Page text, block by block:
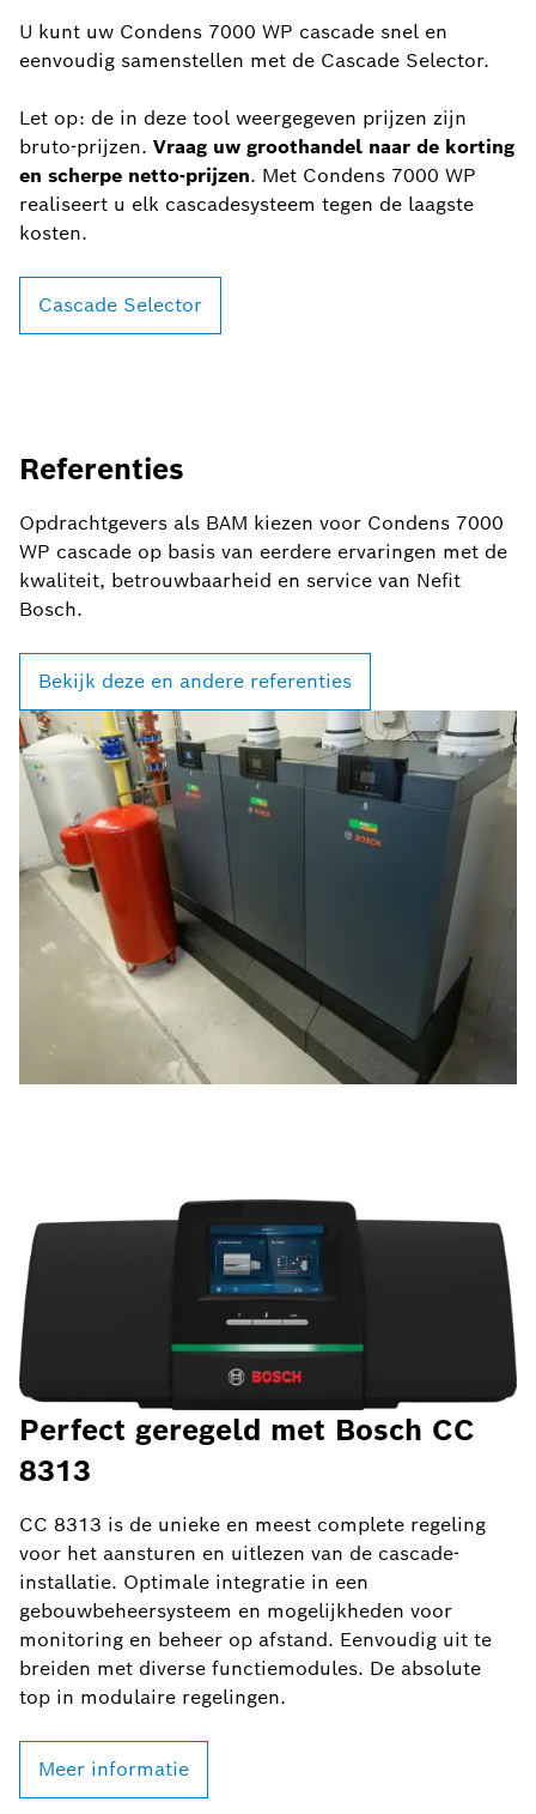
U kunt uw Condens 7000 WP cascade snel en
eenvoudig samenstellen met de Cascade Selector.
Let op: de in deze tool weergegeven prijzen zijn
bruto-prijzen. Vraag uw groothandel naar de korting
en scherpe netto-prijzen. Met Condens 7000 WP
realiseert u elk cascadesysteem tegen de laagste
kosten.
Cascade Selector
Referenties
Opdrachtgevers als BAM kiezen voor Condens 7000
WP cascade op basis van eerdere ervaringen met de
kwaliteit, betrouwbaarheid en service van Nefit
Bosch.
Bekijk deze en andere referenties
Perfect geregeld met Bosch CC
8313
CC 8313 is de unieke en meest complete regeling
voor het aansturen en uitlezen van de cascade-
installatie. Optimale integratie in een
gebouwbeheersysteem en mogelijkheden voor
monitoring en beheer op afstand. Eenvoudig uit te
breiden met diverse functiemodules. De absolute
top in modulaire regelingen.
Meer informatie